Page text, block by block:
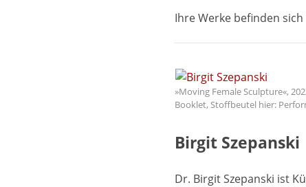
Ihre Werke befinden
»Moving Female Sculpture«,
Booklet, Stoffbeutel hier:
Birgit Szepanski
Dr. Birgit Szepanski ist